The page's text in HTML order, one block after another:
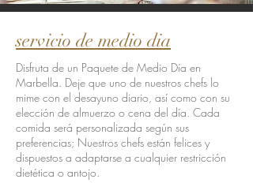
servicio de medio dia
Disfruta de un Paquete de Medio Día en
Marbella. Deje que uno de nuestros chefs lo
mime con el desayuno diario, así como con su
elección de almuerzo o cena del día. Cada
comida será personalizada según sus
preferencias; Nuestros chefs están felices y
dispuestos a adaptarse a cualquier restricción
dietética o antojo.